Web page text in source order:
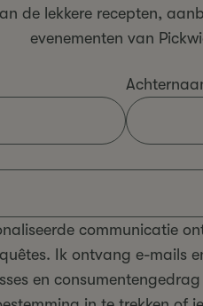
de lekkere recepten,
evenementen van
communicatie
Ik ontvang e-mails
en